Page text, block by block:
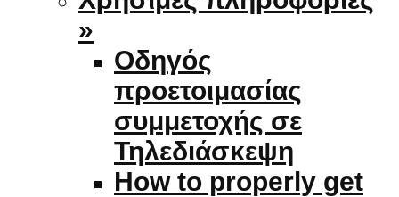
»
Οδηγός
προετοιμασίας
συμμετοχής σε
Τηλεδιάσκεψη
How to properly get